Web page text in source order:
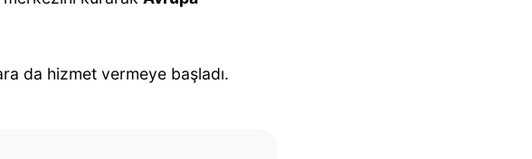
da hizmet vermeye başladı.